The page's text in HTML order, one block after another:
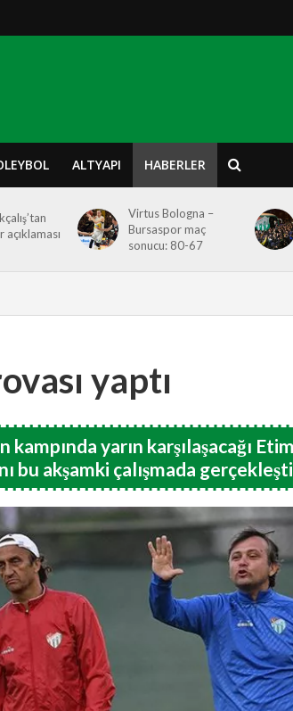
ALTYAPI HABERLER
Virtus Bologna –
Bursaspor maç
sonucu: 80-67
yaptı
kampında yarın karşılaşacağı
bu akşamki çalışmada